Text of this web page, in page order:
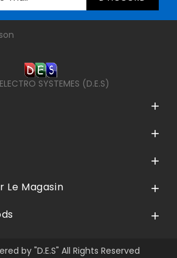
SYSTEMES (D.E.S)



Le Magasin 

by "D.E.S" All Rights Reserved